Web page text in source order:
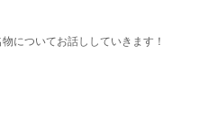
についてお話ししていきます！